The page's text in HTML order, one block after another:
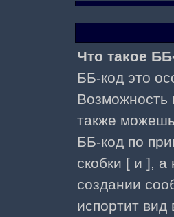
Что такое
ББ-код это
Возможность
также
ББ-код по
скобки [ и ],
создании
испортит